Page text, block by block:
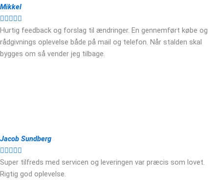
Mikkel

Hurtig feedback og forslag til ændringer. En gennemført købe og
rådgivnings oplevelse både på mail og telefon. Når stalden skal
bygges om så vender jeg tilbage.
Jacob Sundberg

Super tilfreds med servicen og leveringen var præcis som lovet.
Rigtig god oplevelse.